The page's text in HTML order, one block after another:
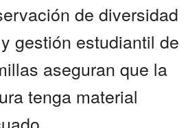
de diversidad
gestión estudiantil de
aseguran que la
tenga material